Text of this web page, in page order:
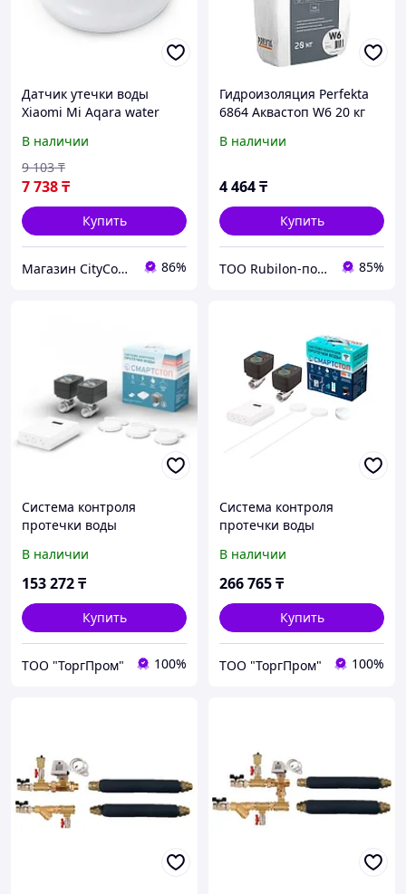
Датчик утечки воды
Xiaomi Mi Aqara water
Дом. Оригинал. Арт.5956
В наличии
7 738₸
9 103 ₸
Купить
Магазин CityCom.kz +7-727-250-1209 86%
Гидроизоляция Perfekta
6864 Аквастоп W6 20 кг
В наличии
4 464₸
Купить
ТОО Rubilon-поставщик №1 85%
Система контроля
протечки воды
В наличии
153 272₸
Купить
ТОО "ТоргПром" 100%
Система контроля
протечки воды
В наличии
266 765₸
Купить
ТОО "ТоргПром" 100%